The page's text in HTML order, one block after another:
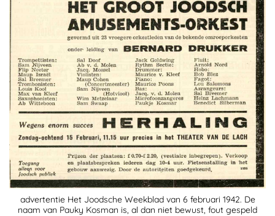
advertentie Het Joodsche Weekblad van 6 februari 1942. De
naam van Pauky Kosman is, al dan niet bewust, fout gespeld